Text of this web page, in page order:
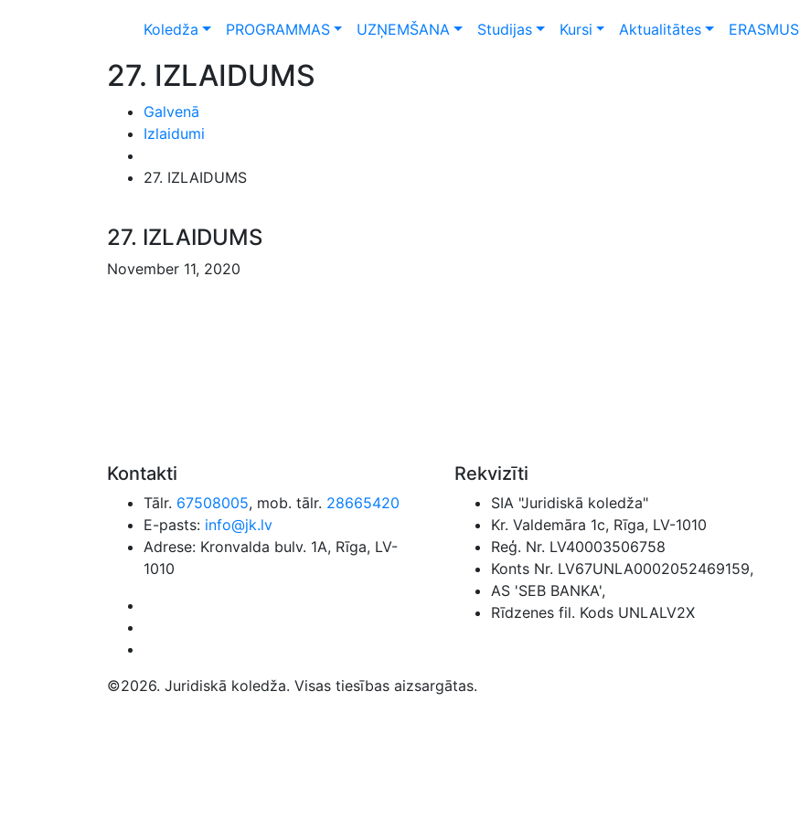
Koledža PROGRAMMAS UZŅEMŠANA Studijas Kursi Aktualitātes ERASMUS
27. IZLAIDUMS
Galvenā
Izlaidumi
27. IZLAIDUMS
27. IZLAIDUMS
November 11, 2020
Kontakti
Tālr. 67508005, mob. tālr. 28665420
E-pasts: info@jk.lv
Adrese: Kronvalda bulv. 1A, Rīga, LV-
1010
Rekvizīti
SIA "Juridiskā koledža"
Kr. Valdemāra 1c, Rīga, LV-1010
Reģ. Nr. LV40003506758
Konts Nr. LV67UNLA0002052469159,
AS 'SEB BANKA',
Rīdzenes fil. Kods UNLALV2X
©2026. Juridiskā koledža. Visas tiesības aizsargātas.